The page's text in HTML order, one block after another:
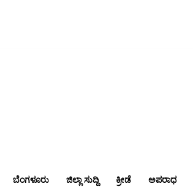
ಬೆಂಗಳೂರು ಜಿಲ್ಲಾ ಸುದ್ದಿ ಕ್ರೀಡೆ ಅಪರಾಧ